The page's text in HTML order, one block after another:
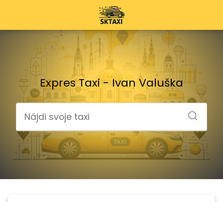
Expres Taxi - Ivan Valuška